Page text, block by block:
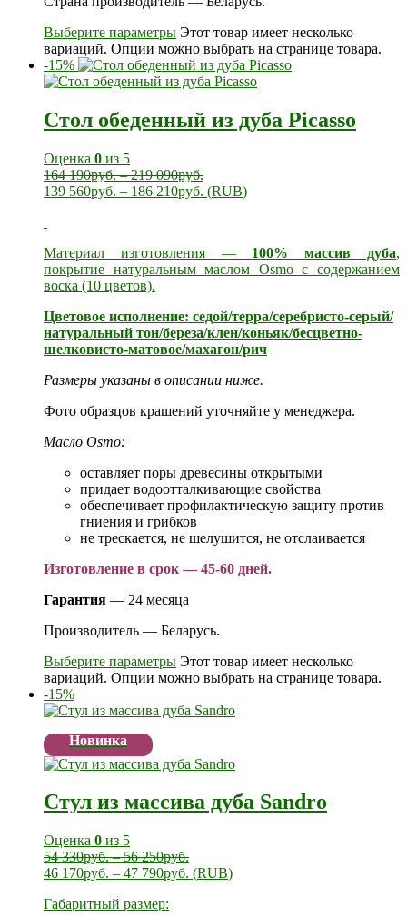
Выберите параметры Этот товар имеет несколько
вариаций. Опции можно выбрать на странице товара.
-15%
Стол обеденный из дуба Picasso
Оценка 0 из 5
164 190руб.–219 090руб.
139 560руб. – 186 210руб. (RUB)
Материал изготовления — 100% массив дуба,
покрытие натуральным маслом Osmo с содержанием
воска (10 цветов).
Цветовое исполнение: седой/терра/серебристо-серый/
натуральный тон/береза/клен/коньяк/бесцветно-
шелковисто-матовое/махагон/рич
Размеры указаны в описании ниже.
Фото образцов крашений уточняйте у менеджера.
Масло Osmo:
оставляет поры древесины открытыми
придает водоотталкивающие свойства
обеспечивает профилактическую защиту против
гниения и грибков
не трескается, не шелушится, не отслаивается
Изготовление в срок — 45-60 дней.
Гарантия — 24 месяца
Производитель — Беларусь.
Выберите параметры Этот товар имеет несколько
вариаций. Опции можно выбрать на странице товара.
-15%
Новинка
Стул из массива дуба Sandro
Оценка 0 из 5
54 330руб.–56 250руб.
46 170руб. – 47 790руб. (RUB)
Габаритный размер: